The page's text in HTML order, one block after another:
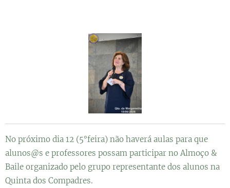
No próximo dia 12 (5°feira) não haverá aulas para que
alunos@s e professores possam participar no Almoço &
Baile organizado pelo grupo representante dos alunos na
Quinta dos Compadres.